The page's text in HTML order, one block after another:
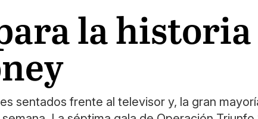
la historia
sentados frente al televisor y, la gran